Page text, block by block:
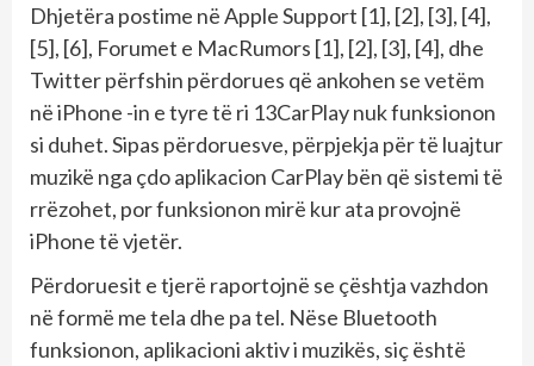
Dhjetëra postime në Apple Support [1], [2], [3], [4],
[5], [6], Forumet e MacRumors [1], [2], [3], [4], dhe
Twitter përfshin përdorues që ankohen se vetëm
në iPhone -in e tyre të ri 13CarPlay nuk funksionon
si duhet. Sipas përdoruesve, përpjekja për të luajtur
muzikë nga çdo aplikacion CarPlay bën që sistemi të
rrëzohet, por funksionon mirë kur ata provojnë
iPhone të vjetër.
Përdoruesit e tjerë raportojnë se çështja vazhdon
në formë me tela dhe pa tel. Nëse Bluetooth
funksionon, aplikacioni aktiv i muzikës, siç është